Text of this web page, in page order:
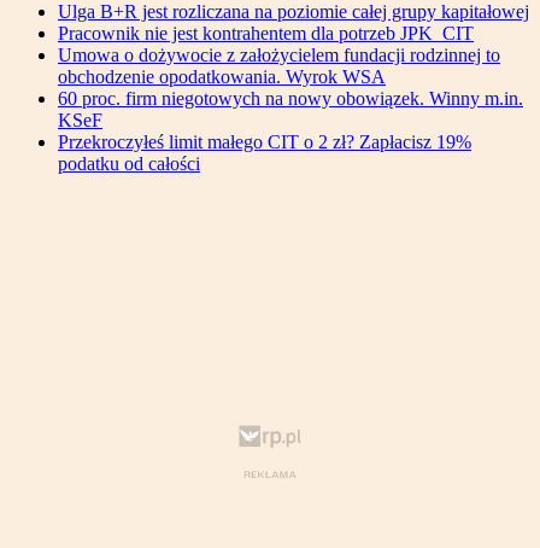
Ulga B+R jest rozliczana na poziomie całej grupy kapitałowej
Pracownik nie jest kontrahentem dla potrzeb JPK_CIT
Umowa o dożywocie z założycielem fundacji rodzinnej to
obchodzenie opodatkowania. Wyrok WSA
60 proc. firm niegotowych na nowy obowiązek. Winny m.in.
KSeF
Przekroczyłeś limit małego CIT o 2 zł? Zapłacisz 19%
podatku od całości